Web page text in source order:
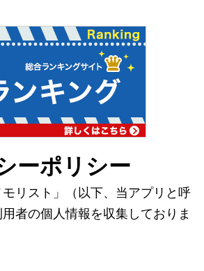
ーポリシー
リスト」（以下、当アプリと呼
者の個人情報を収集しておりま